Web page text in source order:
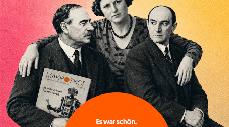
Inhaltsverzeichnis
Themen aus einer
postkeynesianischen
Perspektive und ist damit
in Deutschland einzigartig.
MAKROSKOP steht für
das große Ganze. Wir
haben einen Blick auf
Geld, Wirtschaft und
Politik, den Sie so
woanders nicht finden.
in der sich viele
eingerichtet haben. Wir
öffnen Fenster und
bringen frische Luft in die
engen und verstaubten
Debattenräume.
Brauchen Sie auch frische
Luft? Dann folgen Sie
einfach dem Button.